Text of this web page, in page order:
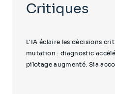
Critiques
L'IA éclaire les décisions
mutation : diagnostic
pilotage augmenté. Sia